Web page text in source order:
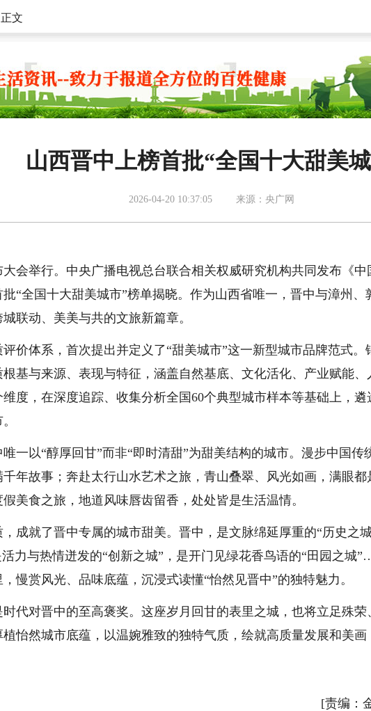
文
山西晋中上榜首批“全国十大甜美
2026-04-20 10:37:05 来源：央广网
举行。中央广播电视总台联合相关权威研究机构共同发布《中
“全国十大甜美城市”榜单揭晓。作为山西省唯一，晋中与漳州、
联动、美美与共的文旅新篇章。
体系，首次提出并定义了“甜美城市”这一新型城市品牌范式。
基与来源、表现与特征，涵盖自然基底、文化活化、产业赋能、
度，在深度追踪、收集分析全国60个典型城市样本等基础上，遴
以“醇厚回甘”而非“即时清甜”为甜美结构的城市。漫步中国传
年故事；奔赴太行山水艺术之旅，青山叠翠、风光如画，满眼都
美食之旅，地道风味唇齿留香，处处皆是生活温情。
就了晋中专属的城市甜美。晋中，是文脉绵延厚重的“历史之城
力与热情迸发的“创新之城”，是开门见绿花香鸟语的“田园之城
慢赏风光、品味底蕴，沉浸式读懂“怡然见晋中”的独特魅力。
对晋中的至高褒奖。这座岁月回甘的表里之城，也将立足殊荣
怡然城市底蕴，以温婉雅致的独特气质，绘就高质量发展和美画
[责编：